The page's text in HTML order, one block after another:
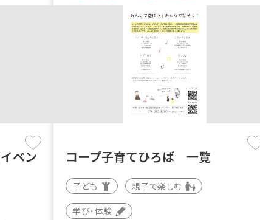
ベン
コープ子育てひろば 一覧
子ども 親子で楽しむ
学び・体験